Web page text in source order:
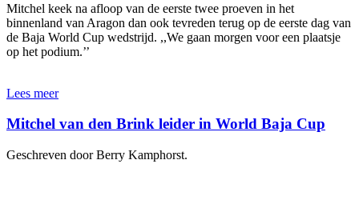
Mitchel keek na afloop van de eerste twee proeven in het
binnenland van Aragon dan ook tevreden terug op de eerste dag van
de Baja World Cup wedstrijd. ,,We gaan morgen voor een plaatsje
op het podium.’’
Lees meer
Mitchel van den Brink leider in World Baja Cup
Geschreven door Berry Kamphorst.